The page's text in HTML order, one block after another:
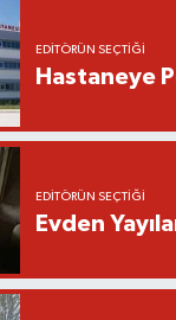
EDITÖRÜN SEÇTIĞI
Hastaneye
EDITÖRÜN SEÇTIĞI
Evden